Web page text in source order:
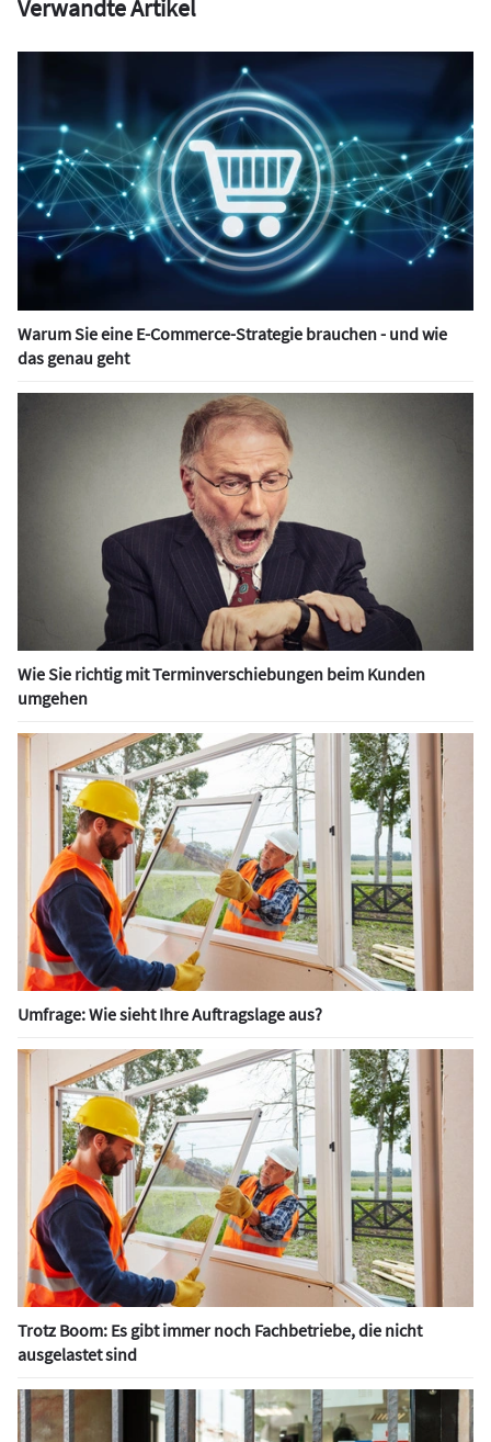
Verwandte Artikel
Warum Sie eine E-Commerce-Strategie brauchen - und wie
das genau geht
Wie Sie richtig mit Terminverschiebungen beim Kunden
umgehen
Umfrage: Wie sieht Ihre Auftragslage aus?
Trotz Boom: Es gibt immer noch Fachbetriebe, die nicht
ausgelastet sind